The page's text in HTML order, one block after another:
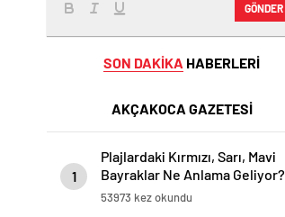
GÖNDER
SON DAKİKA HABERLERİ
AKÇAKOCA GAZETESİ
1
Plajlardaki Kırmızı, Sarı, Mavi
Bayraklar Ne Anlama Geliyor?
53973 kez okundu